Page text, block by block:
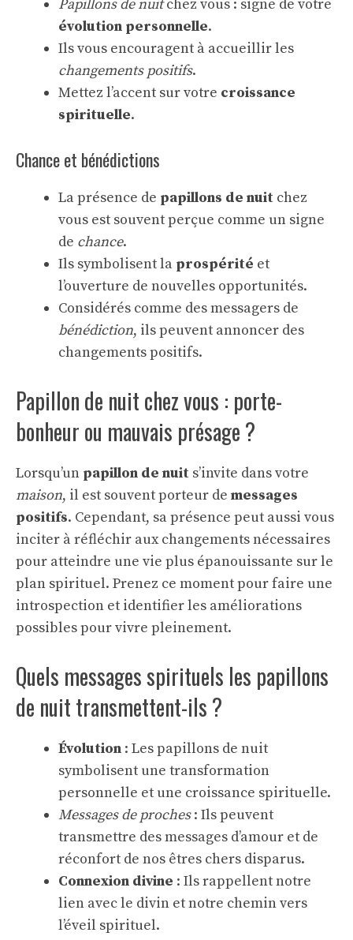
Papillons de nuitchez vous : signe de votre
évolution personnelle.
Ils vous encouragent à accueillir les
changements positifs.
Mettez l’accent sur votre croissance
spirituelle.
Chance et bénédictions
La présence de papillons de nuit chez
vous est souvent perçue comme un signe
de chance.
Ils symbolisent la prospérité et
l’ouverture de nouvelles opportunités.
Considérés comme des messagers de
bénédiction, ils peuvent annoncer des
changements positifs.
Papillon de nuit chez vous : porte-
bonheur ou mauvais présage ?
Lorsqu’un papillon de nuit s’invite dans votre
maison, il est souvent porteur de messages
positifs. Cependant, sa présence peut aussi vous
inciter à réfléchir aux changements nécessaires
pour atteindre une vie plus épanouissante sur le
plan spirituel. Prenez ce moment pour faire une
introspection et identifier les améliorations
possibles pour vivre pleinement.
Quels messages spirituels les papillons
de nuit transmettent-ils ?
Évolution : Les papillons de nuit
symbolisent une transformation
personnelle et une croissance spirituelle.
Messages de proches: Ils peuvent
transmettre des messages d’amour et de
réconfort de nos êtres chers disparus.
Connexion divine : Ils rappellent notre
lien avec le divin et notre chemin vers
l’éveil spirituel.